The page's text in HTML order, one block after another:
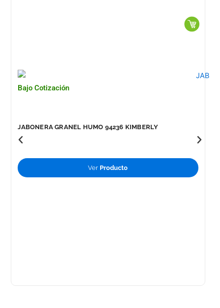
Bajo Cotización
JABONERA GRANEL HUMO 94236 KIMBERLY
Ver Producto